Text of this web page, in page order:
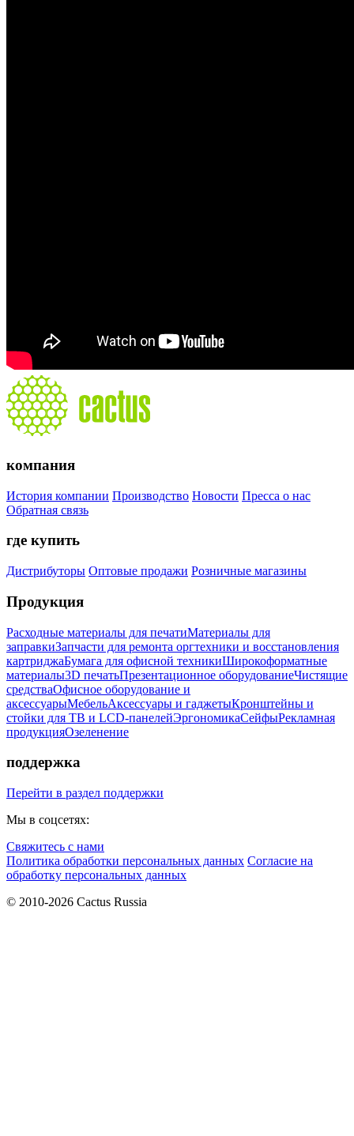
компания
История компании Производство Новости Пресса о нас
Обратная связь
где купить
Дистрибуторы Оптовые продажи Розничные магазины
Продукция
Расходные материалы для печатиМатериалы для
заправкиЗапчасти для ремонта оргтехники и восстановления
картриджаБумага для офисной техникиШирокоформатные
материалы3D печатьПрезентационное оборудованиеЧистящие
средстваОфисное оборудование и
аксессуарыМебельАксессуары и гаджетыКронштейны и
стойки для ТВ и LCD-панелейЭргономикаСейфыРекламная
продукцияОзеленение
поддержка
Перейти в раздел поддержки
Мы в соцсетях:
Свяжитесь с нами
Политика обработки персональных данных Согласие на
обработку персональных данных
© 2010-2026 Cactus Russia